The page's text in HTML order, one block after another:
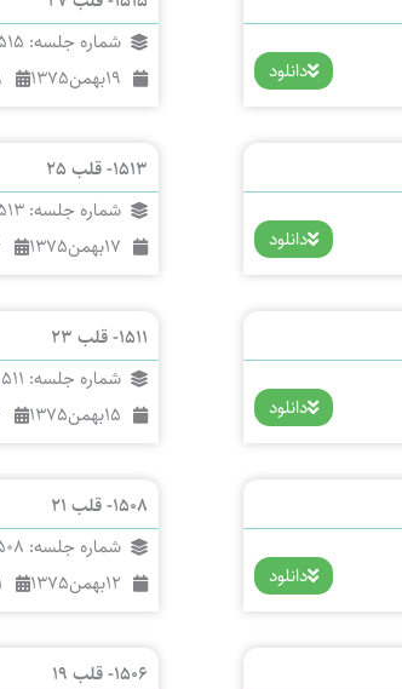
دانلود
شماره جلسه: 1515
19بهمن1375
دانلود
1513- قلب 25
شماره جلسه: 1513
17بهمن1375
دانلود
1511- قلب 23
شماره جلسه: 1511
15بهمن1375
دانلود
1508- قلب 21
شماره جلسه: 1508
12بهمن1375
1506- قلب 19